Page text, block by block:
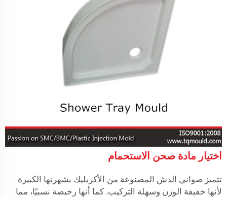
اختيار مادة صحن الاستحمام
تتميز صواني الدش المصنوعة من الأكريليك بشهرتها الكبيرة
لأنها خفيفة الوزن وسهلة التركيب. كما أنها رخيصة نسبيًا، مما